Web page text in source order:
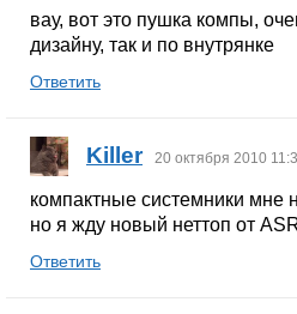
вау, вот это пушка компы,
дизайну, так и по внутрянке
Ответить
Killer 20 октября 2010
компактные системники мне
но я жду новый неттоп от
Ответить